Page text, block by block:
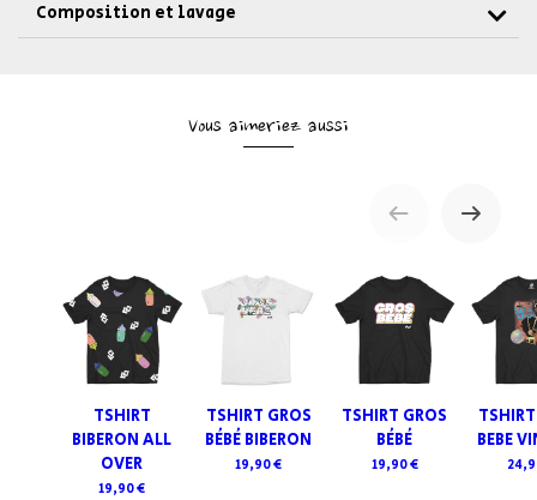
Composition et lavage
Vous aimeriez aussi
TSHIRT
BIBERON ALL
OVER
19,90 €
TSHIRT GROS
BÉBÉ BIBERON
19,90 €
TSHIRT GROS
BÉBÉ
19,90 €
BEBE